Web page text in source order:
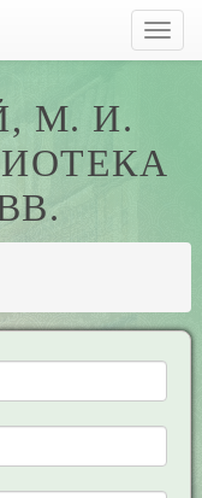
М. И.